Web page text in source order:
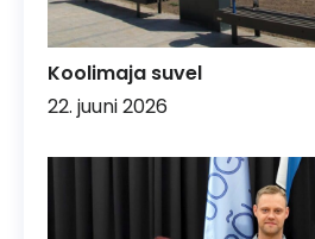
Koolimaja suvel
22. juuni 2026